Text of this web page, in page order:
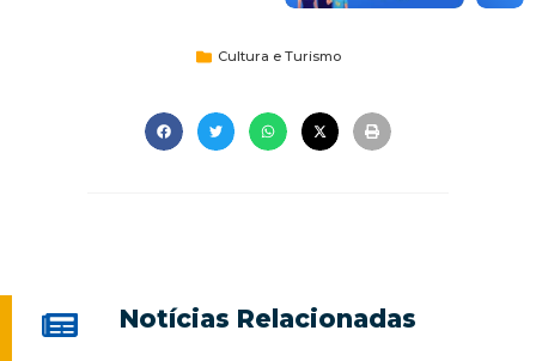
Cultura e Turismo
Notícias Relacionadas